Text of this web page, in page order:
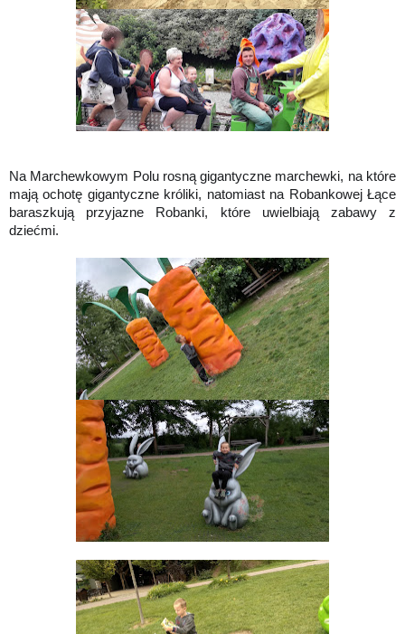
Na Marchewkowym Polu rosną gigantyczne marchewki, na które
mają ochotę gigantyczne króliki, natomiast na Robankowej Łące
baraszkują przyjazne Robanki, które uwielbiają zabawy z
dziećmi.